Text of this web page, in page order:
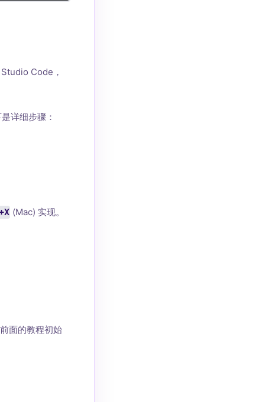
Code，
详细步骤：
(Mac) 实现。
面的教程初始